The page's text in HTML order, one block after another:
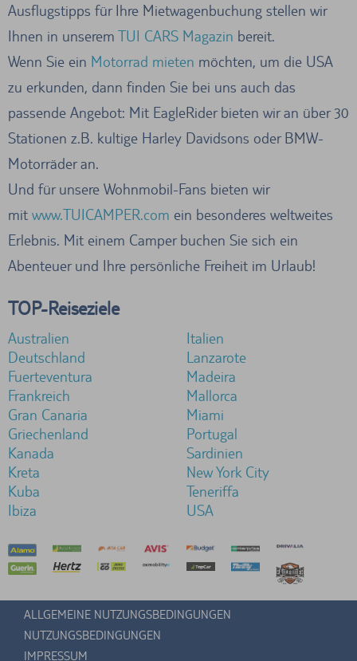
Ausflugstipps für Ihre Mietwagenbuchung stellen wir
Ihnen in unserem TUI CARS Magazin bereit.
Wenn Sie ein Motorrad mieten möchten, um die USA
zu erkunden, dann finden Sie bei uns auch das
passende Angebot: Mit EagleRider bieten wir an über 30
Stationen z.B. kultige Harley Davidsons oder BMW-
Motorräder an.
Und für unsere Wohnmobil-Fans bieten wir
mit www.TUICAMPER.com ein besonderes weltweites
Erlebnis. Mit einem Camper buchen Sie sich ein
Abenteuer und Ihre persönliche Freiheit im Urlaub!
TOP-Reiseziele
Australien
Deutschland
Fuerteventura
Frankreich
Gran Canaria
Griechenland
Kanada
Kreta
Kuba
Ibiza
Italien
Lanzarote
Madeira
Mallorca
Miami
Portugal
Sardinien
New York City
Teneriffa
USA
ALLGEMEINE NUTZUNGSBEDINGUNGEN
NUTZUNGSBEDINGUNGEN
IMPRESSUM